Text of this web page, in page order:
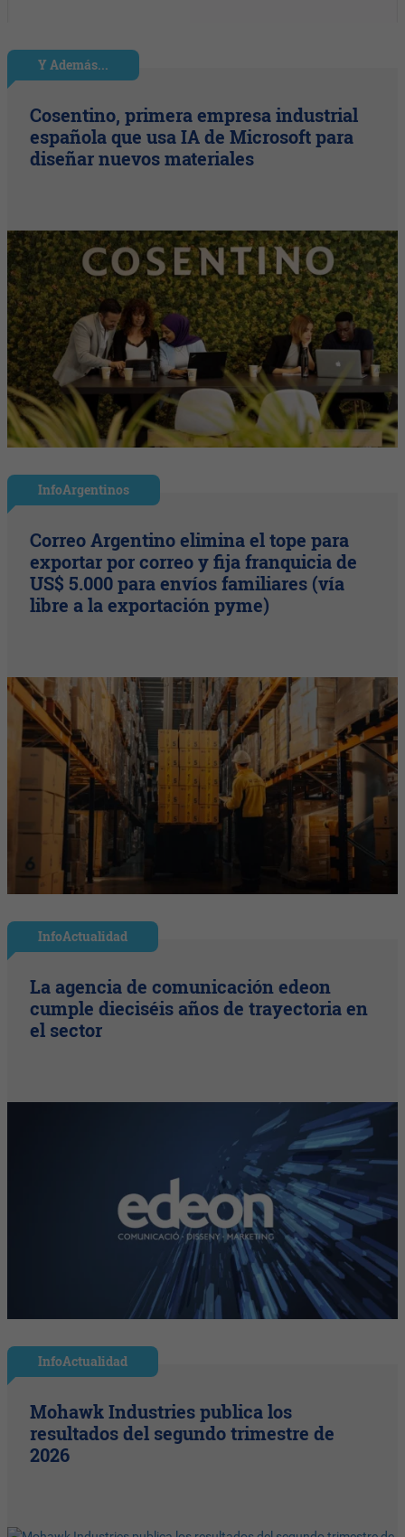
Y Además...
Cosentino, primera empresa industrial
española que usa IA de Microsoft para
diseñar nuevos materiales
InfoArgentinos
Correo Argentino elimina el tope para
exportar por correo y fija franquicia de
US$ 5.000 para envíos familiares (vía
libre a la exportación pyme)
InfoActualidad
La agencia de comunicación edeon
cumple dieciséis años de trayectoria en
el sector
InfoActualidad
Mohawk Industries publica los
resultados del segundo trimestre de
2026